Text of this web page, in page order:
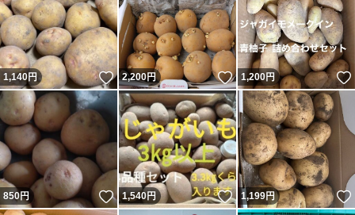
1,140円 いいね！
2,200円 いいね！
1,200円
850円 いいね！
1,540円 いいね！
1,199円